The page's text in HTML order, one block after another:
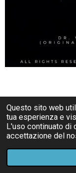
Questo sito web
tua esperienza e
L'uso continuato di
accettazione del